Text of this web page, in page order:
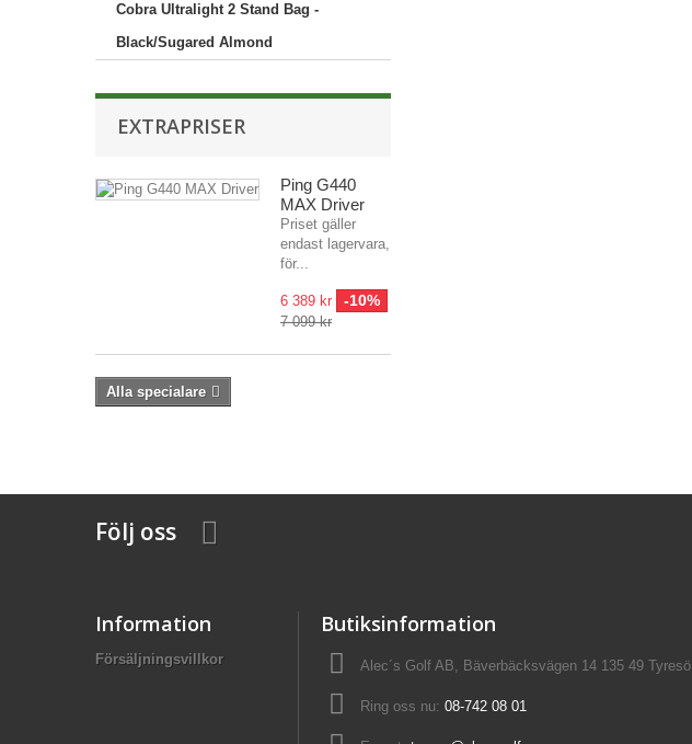
Cobra Ultralight 2 Stand Bag -
Black/Sugared Almond
EXTRAPRISER
Ping G440
MAX Driver
Priset gäller
endast lagervara,
för...
6 389 kr -10%
7 099 kr
Alla specialare
Följ oss
Information
Försäljningsvillkor
Butiksinformation
Alec´s Golf AB, Bäverbäcksvägen 14 135 49 Tyresö
Ring oss nu: 08-742 08 01